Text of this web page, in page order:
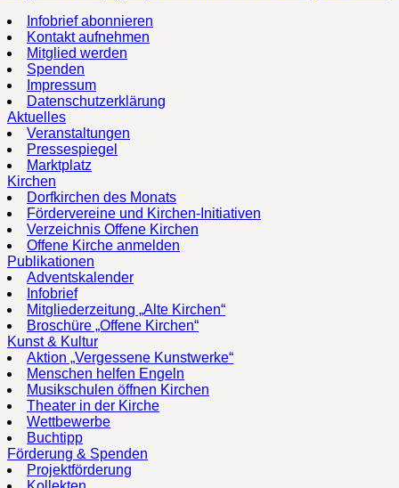
Infobrief abonnieren
Kontakt aufnehmen
Mitglied werden
Spenden
Impressum
Datenschutzerklärung
Aktuelles
Veranstaltungen
Pressespiegel
Marktplatz
Kirchen
Dorfkirchen des Monats
Fördervereine und Kirchen-Initiativen
Verzeichnis Offene Kirchen
Offene Kirche anmelden
Publikationen
Adventskalender
Infobrief
Mitgliederzeitung „Alte Kirchen“
Broschüre „Offene Kirchen“
Kunst & Kultur
Aktion „Vergessene Kunstwerke“
Menschen helfen Engeln
Musikschulen öffnen Kirchen
Theater in der Kirche
Wettbewerbe
Buchtipp
Förderung & Spenden
Projektförderung